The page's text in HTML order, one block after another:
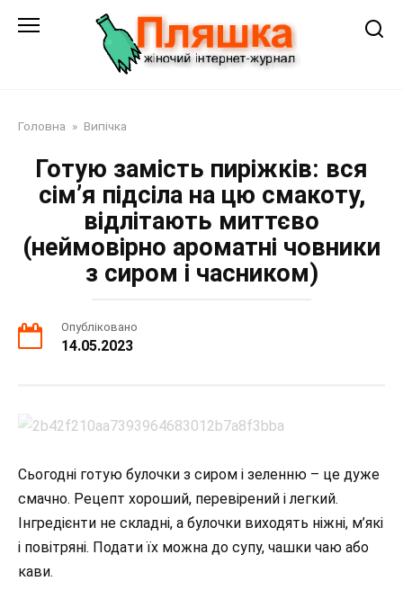
Головна » Випічка
Готую замість пиріжків: вся
сім’я підсіла на цю смакоту,
відлітають миттєво
(неймовірно ароматні човники
з сиром і часником)
Опубліковано
14.05.2023
Сьогодні готую булочки з сиром і зеленню – це дуже
смачно. Рецепт хороший, перевірений і легкий.
Інгредієнти не складні, а булочки виходять ніжні, м’які
і повітряні. Подати їх можна до супу, чашки чаю або
кави.